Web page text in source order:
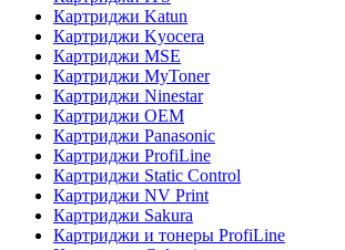
Картриджи Katun
Картриджи Kyocera
Картриджи MSE
Картриджи MyToner
Картриджи Ninestar
Картриджи OEM
Картриджи Panasonic
Картриджи ProfiLine
Картриджи Static Control
Картриджи NV Print
Картриджи Sakura
Картриджи и тонеры ProfiLine